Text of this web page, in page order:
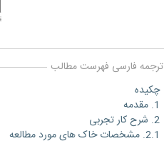
ترجمه فارسی فهرست مطالب
چکیده
1. مقدمه
2. شرح کار تجربی
2.1. مشخصات خاک های مورد مطالعه